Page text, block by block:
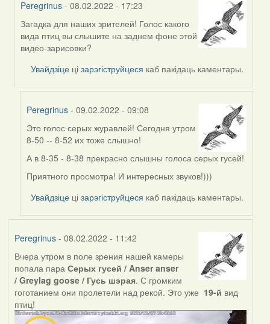
Peregrinus - 08.02.2022 - 17:23
In
reply
to
Feather
Загадка для наших зрителей! Голос какого
вида птиц вы слышите на заднем фоне этой
видео-зарисовки?
Увайдзіце цізарэгіструйцеся каб пакідаць каментары.
Peregrinus - 09.02.2022 - 09:08
In
reply
to
Peregrinus
Это голос серых журавлей! Сегодня утром
8-50 -- 8-52 их тоже слышно!
А в 8-35 - 8-38 прекрасно слышны голоса серых гусей!
Приятного просмотра! И интересных звуков!)))
Увайдзіце цізарэгіструйцеся каб пакідаць каментары.
Peregrinus- 08.02.2022 - 11:42
Вчера утром в поле зрения нашей камеры
попала пара Серых гусей / Anser anser
/ Greylag goose / Гусь шэрая. С громким
гоготанием они пролетели над рекой. Это уже 19-й вид
птиц!